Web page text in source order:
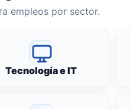
empleos por sector.
Tecnología e IT